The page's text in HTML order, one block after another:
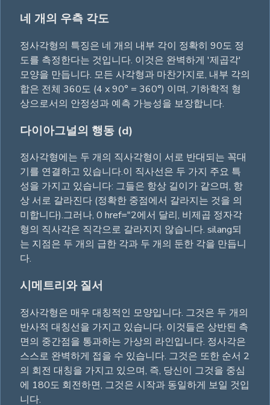
네 개의 우측 각도
정사각형의 특징은 네 개의 내부 각이 정확히 90도 정
도를 측정한다는 것입니다. 이것은 완벽하게 '제곱각'
모양을 만듭니다. 모든 사각형과 마찬가지로, 내부 각의
합은 전체 360도 (4 x 90° = 360°) 이며, 기하학적 형
상으로서의 안정성과 예측 가능성을 보장합니다.
다이아그널의 행동 (d)
정사각형에는 두 개의 직사각형이 서로 반대되는 꼭대
기를 연결하고 있습니다.이 직사선은 두 가지 주요 특
성을 가지고 있습니다: 그들은 항상 길이가 같으며, 항
상 서로 갈라진다 (정확한 중점에서 갈라지는 것을 의
미합니다).그러나, 0 href="2에서 달리, 비제곱 정자각
형의 직사각은 직각으로 갈라지지 않습니다. silang되
는 지점은 두 개의 급한 각과 두 개의 둔한 각을 만듭니
다.
시메트리와 질서
정사각형은 매우 대칭적인 모양입니다. 그것은 두 개의
반사적 대칭선을 가지고 있습니다. 이것들은 상반된 측
면의 중간점을 통과하는 가상의 라인입니다. 정사각은
스스로 완벽하게 접을 수 있습니다. 그것은 또한 순서 2
의 회전 대칭을 가지고 있으며, 즉, 당신이 그것을 중심
에 180도 회전하면, 그것은 시작과 동일하게 보일 것입
니다.